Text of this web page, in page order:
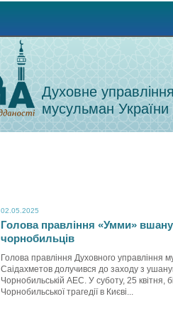
Духовне управління
мусульман України
02.05.2025
Голова правління «Умми»
чорнобильців
Голова правління Духовного управління
Саідахметов долучився до заходу з
Чорнобильській АЕС. У суботу, 25 квітня,
Чорнобильської трагедії в Києві...